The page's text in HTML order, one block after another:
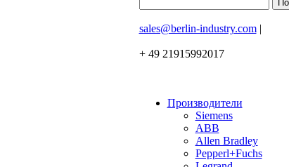
sales@berlin-industry.com|
+ 49 21915992017
Производители
Siemens
ABB
Allen Bradley
Pepperl+Fuchs